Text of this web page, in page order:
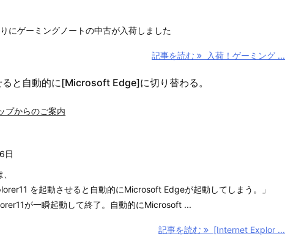
にゲーミングノートの中古が入荷しました
記事を読む 入荷！ゲーミング ...
と自動的に[Microsoft Edge]に切り替わる。
プからのご案内
日
を起動させると自動的にMicrosoft Edgeが起動してしまう。」
が一瞬起動して終了。自動的にMicrosoft ...
記事を読む [Internet Explor ...